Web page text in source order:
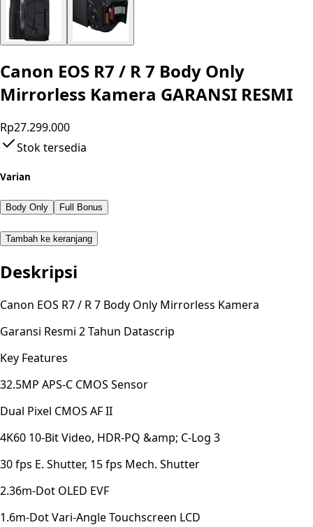
Canon EOS R7 / R 7 Body Only
Mirrorless Kamera GARANSI RESMI
Rp27.299.000
Stok tersedia
Varian
Body Only Full Bonus
Tambah ke keranjang
Deskripsi
Canon EOS R7 / R 7 Body Only Mirrorless Kamera
Garansi Resmi 2 Tahun Datascrip
Key Features
32.5MP APS-C CMOS Sensor
Dual Pixel CMOS AF II
4K60 10-Bit Video, HDR-PQ &amp; C-Log 3
30 fps E. Shutter, 15 fps Mech. Shutter
2.36m-Dot OLED EVF
1.6m-Dot Vari-Angle Touchscreen LCD